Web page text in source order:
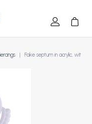
Fake septum in acrylic, wit